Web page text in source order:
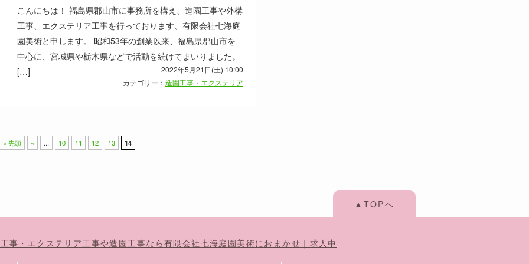
こんにちは！ 福島県郡山市に事務所を構え、造園工事や外構
工事、エクステリア工事を行っております、有限会社七海庭
園美術と申します。 昭和53年の創業以来、福島県郡山市を
中心に、宮城県や栃木県などで活動を続けてまいりました。
[…]
2022年5月21日(土) 10:00
カテゴリー： 造園工事・エクステリア
« 先頭 « ... 10 11 12 13 14
▲TOPへ
事・エクステリア工事や造園工事なら有限会社七海庭園美術におまかせ｜求人中